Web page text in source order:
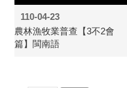
110-04-23
農林漁牧業普查【3不2會
篇】閩南語